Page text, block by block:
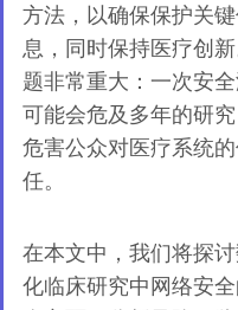
方法，以确保保护关
息，同时保持医疗创
题非常重大：一次安
可能会危及多年的研
危害公众对医疗系统
任。
在本文中，我们将探
化临床研究中网络安